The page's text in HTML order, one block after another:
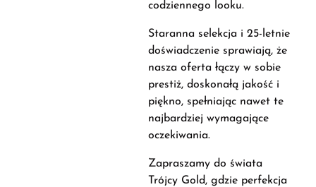
codziennego looku.
Staranna selekcja i 25-letnie
doświadczenie sprawiają, że
nasza oferta łączy w sobie
prestiż, doskonałą jakość i
piękno, spełniając nawet te
najbardziej wymagające
oczekiwania.
Zapraszamy do świata
Trójcy Gold, gdzie perfekcja